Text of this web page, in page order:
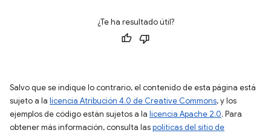
¿Te ha resultado útil?
Salvo que se indique lo contrario, el contenido de esta página está
sujeto a la licencia Atribución 4.0 de Creative Commons, y los
ejemplos de código están sujetos a la licencia Apache 2.0. Para
obtener más información, consulta laspolíticas del sitio de